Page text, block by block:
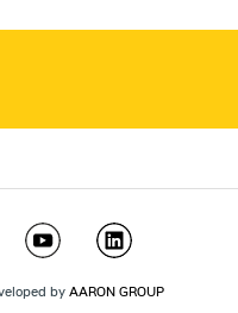
by AARON GROUP